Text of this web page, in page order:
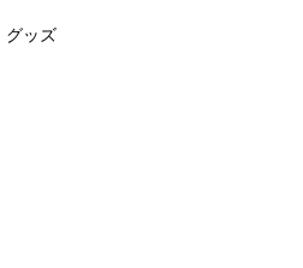
グッズ